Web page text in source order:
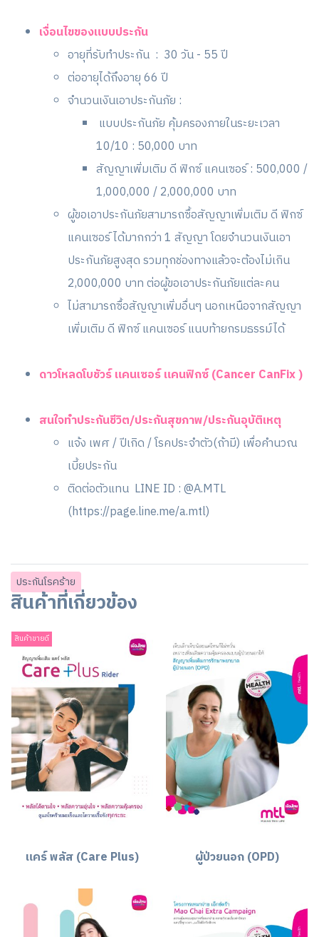
เงื่อนไขของแบบประกัน
อายุที่รับทำประกัน : 30 วัน - 55 ปี
ต่ออายุได้ถึงอายุ 66 ปี
จำนวนเงินเอาประกันภัย :
แบบประกันภัย คุ้มครองภายในระยะเวลา
10/10 : 50,000 บาท
สัญญาเพิ่มเติม ดี ฟิกซ์ แคนเซอร์ : 500,000 /
1,000,000 / 2,000,000 บาท
ผู้ขอเอาประกันภัยสามารถซื้อสัญญาเพิ่มเติม ดี ฟิกซ์
แคนเซอร์ ได้มากกว่า 1 สัญญา โดยจำนวนเงินเอา
ประกันภัยสูงสุด รวมทุกช่องทางแล้วจะต้องไม่เกิน
2,000,000 บาท ต่อผู้ขอเอาประกันภัยแต่ละคน
ไม่สามารถซื้อสัญญาเพิ่มอื่นๆ นอกเหนือจากสัญญา
เพิ่มเติม ดี ฟิกซ์ แคนเซอร์ แนบท้ายกรมธรรม์ได้
ดาวโหลดโบชัวร์ แคนเซอร์ แคนฟิกซ์ (Cancer CanFix )
สนใจทำประกันชีวิต/ประกันสุขภาพ/ประกันอุบัติเหตุ
แจ้ง เพศ / ปีเกิด / โรคประจำตัว(ถ้ามี) เพื่อคำนวณ
เบี้ยประกัน
ติดต่อตัวแทน LINE ID : @A.MTL
(https://page.line.me/a.mtl)
ประกันโรคร้าย
สินค้าที่เกี่ยวข้อง
สินค้าขายดี
แคร์ พลัส (Care Plus) ผู้ป่วยนอก (OPD)